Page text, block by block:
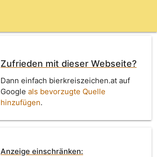
Zufrieden mit dieser Webseite?
Dann einfach bierkreiszeichen.at auf
Googleals bevorzugte Quelle
hinzufügen.
Anzeige einschränken: